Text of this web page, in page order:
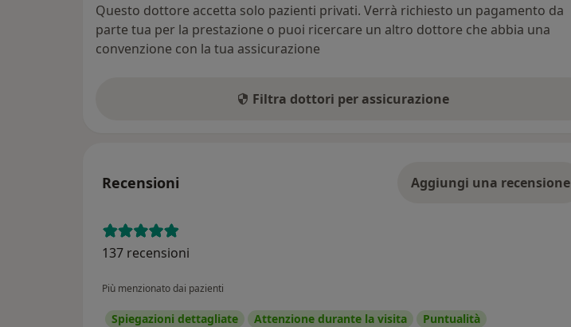
Questo dottore accetta solo pazienti privati. Verrà richiesto un pagamento da
parte tua per la prestazione o puoi ricercare un altro dottore che abbia una
convenzione con la tua assicurazione
Filtra dottori per assicurazione
Recensioni Aggiungi una recensione
137 recensioni
Più menzionato dai pazienti
Spiegazioni dettagliate Attenzione durante la visita Puntualità